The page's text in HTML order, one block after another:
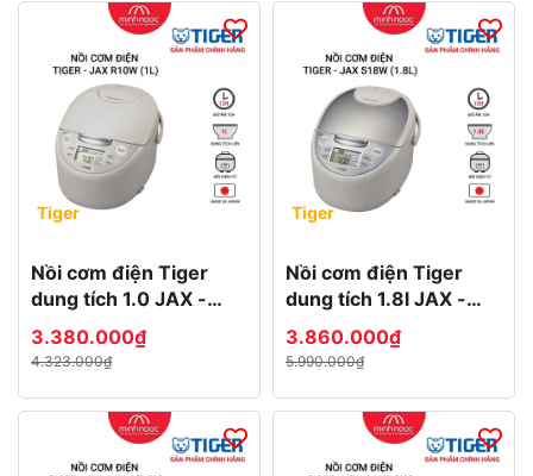
Tiger
Nồi cơm điện Tiger
dung tích 1.0 JAX -
R10W MADE IN JAPAN
3.380.000₫
4.323.000₫
Tiger
Nồi cơm điện Tiger
dung tích 1.8l JAX -
S18W MADE IN JAPAN
3.860.000₫
5.990.000₫